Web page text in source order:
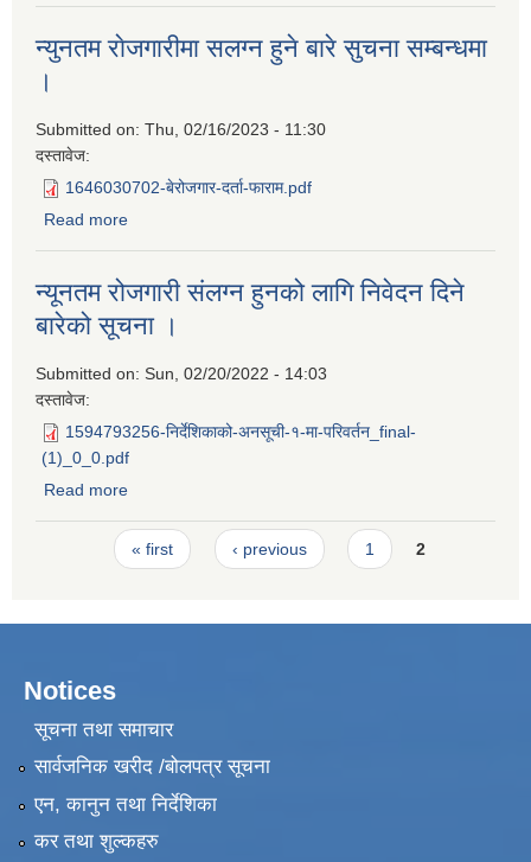
न्युनतम राेजगारीमा सलग्न हुने बारे सुचना सम्बन्धमा
।
Submitted on: Thu, 02/16/2023 - 11:30
दस्तावेज:
1646030702-बेरोजगार-दर्ता-फाराम.pdf
Read more
न्यूनतम रोजगारी संलग्न हुनको लागि निवेदन दिने
बारेको सूचना ।
Submitted on: Sun, 02/20/2022 - 14:03
दस्तावेज:
1594793256-निर्देशिकाको-अनसूची-१-मा-परिवर्तन_final-
(1)_0_0.pdf
Read more
Pages« first ‹ previous 1 2
Notices
सूचना तथा समाचार
सार्वजनिक खरीद /बोलपत्र सूचना
एन, कानुन तथा निर्देशिका
कर तथा शुल्कहरु